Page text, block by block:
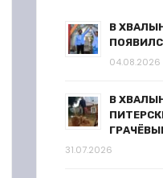
В
04.08.2026
В
31.07.2026